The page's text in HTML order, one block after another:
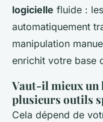
logicielle fluide :
automatiquement
manipulation
enrichit votre base
Vaut-il mieux
plusieurs outils
Cela dépend de